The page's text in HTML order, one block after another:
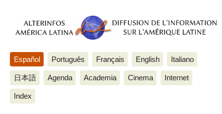
Español Português Français English Italiano
日本語 Agenda Academia Cinema Internet
Index